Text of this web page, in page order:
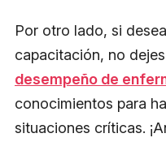
Por otro lado, si
capacitación, no
desempeño de
conocimientos para
situaciones críticas.